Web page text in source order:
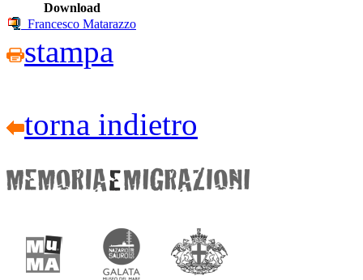
Download
Francesco Matarazzo
stampa
torna indietro